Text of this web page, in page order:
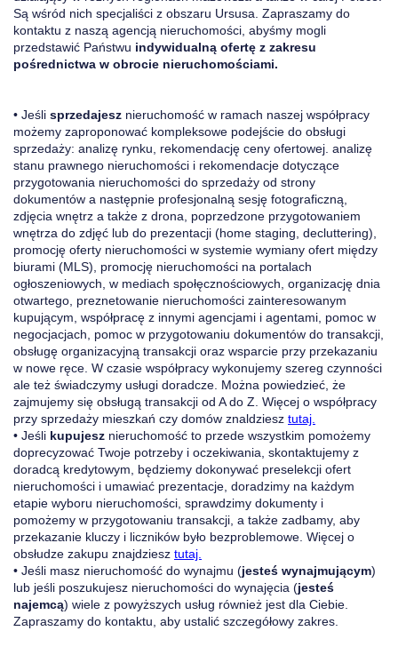
Są wśród nich specjaliści z obszaru Ursusa. Zapraszamy do
kontaktu z naszą agencją nieruchomości, abyśmy mogli
przedstawić Państwu indywidualną ofertę z zakresu
pośrednictwa w obrocie nieruchomościami.
• Jeśli sprzedajesz nieruchomość w ramach naszej współpracy
możemy zaproponować kompleksowe podejście do obsługi
sprzedaży: analizę rynku, rekomendację ceny ofertowej. analizę
stanu prawnego nieruchomości i rekomendacje dotyczące
przygotowania nieruchomości do sprzedaży od strony
dokumentów a następnie profesjonalną sesję fotograficzną,
zdjęcia wnętrz a także z drona, poprzedzone przygotowaniem
wnętrza do zdjęć lub do prezentacji (home staging, decluttering),
promocję oferty nieruchomości w systemie wymiany ofert między
biurami (MLS), promocję nieruchomości na portalach
ogłoszeniowych, w mediach społęcznościowych, organizację dnia
otwartego, preznetowanie nieruchomości zainteresowanym
kupującym, współpracę z innymi agencjami i agentami, pomoc w
negocjacjach, pomoc w przygotowaniu dokumentów do transakcji,
obsługę organizacyjną transakcji oraz wsparcie przy przekazaniu
w nowe ręce. W czasie współpracy wykonujemy szereg czynności
ale też świadczymy usługi doradcze. Można powiedzieć, że
zajmujemy się obsługą transakcji od A do Z. Więcej o współpracy
przy sprzedaży mieszkań czy domów znaldziesz tutaj.
• Jeśli kupujesz nieruchomość to przede wszystkim pomożemy
doprecyzować Twoje potrzeby i oczekiwania, skontaktujemy z
doradcą kredytowym, będziemy dokonywać preselekcji ofert
nieruchomości i umawiać prezentacje, doradzimy na każdym
etapie wyboru nieruchomości, sprawdzimy dokumenty i
pomożemy w przygotowaniu transakcji, a także zadbamy, aby
przekazanie kluczy i liczników było bezproblemowe. Więcej o
obsłudze zakupu znajdziesz tutaj.
• Jeśli masz nieruchomość do wynajmu (jesteś wynajmującym)
lub jeśli poszukujesz nieruchomości do wynajęcia (jesteś
najemcą) wiele z powyższych usług również jest dla Ciebie.
Zapraszamy do kontaktu, aby ustalić szczegółowy zakres.